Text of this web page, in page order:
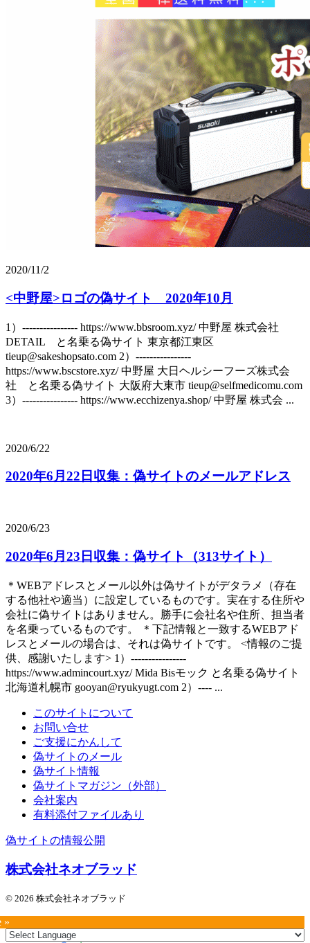
2020/11/2
<中野屋>ロゴの偽サイト 2020年10月
1）---------------- https://www.bbsroom.xyz/ 中野屋 株式会社
DETAIL と名乗る偽サイト 東京都江東区
tieup@sakeshopsato.com 2）----------------
https://www.bscstore.xyz/ 中野屋 大日ヘルシーフーズ株式会
社 と名乗る偽サイト 大阪府大東市 tieup@selfmedicomu.com
3）---------------- https://www.ecchizenya.shop/ 中野屋 株式会 ...
2020/6/22
2020年6月22日収集：偽サイトのメールアドレス
2020/6/23
2020年6月23日収集：偽サイト（313サイト）
＊WEBアドレスとメール以外は偽サイトがデタラメ（存在
する他社や適当）に設定しているものです。実在する住所や
会社に偽サイトはありません。勝手に会社名や住所、担当者
を名乗っているものです。 ＊下記情報と一致するWEBアド
レスとメールの場合は、それは偽サイトです。 <情報のご提
供、感謝いたします> 1）----------------
https://www.admincourt.xyz/ Mida Bisモック と名乗る偽サイト
北海道札幌市 gooyan@ryukyugt.com 2）---- ...
このサイトについて
お問い合せ
ご支援にかんして
偽サイトのメール
偽サイト情報
偽サイトマガジン（外部）
会社案内
有料添付ファイルあり
偽サイトの情報公開
株式会社ネオブラッド
© 2026 株式会社ネオブラッド
»